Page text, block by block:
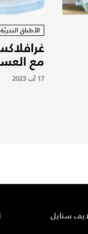
الأطباق البحريّة
مع
17 آب 2023
ستايل